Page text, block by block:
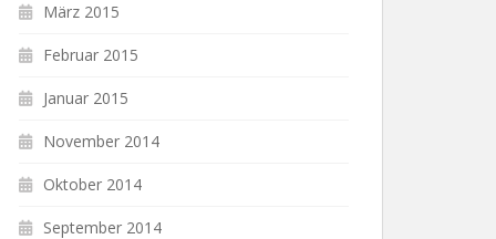
März 2015
Februar 2015
Januar 2015
November 2014
Oktober 2014
September 2014